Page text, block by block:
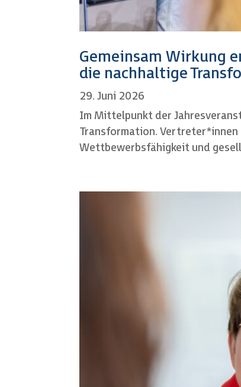
Gemeinsam Wirkung
die nachhaltige
29. Juni 2026
Im Mittelpunkt der
Transformation.
Wettbewerbsfähigkeit und